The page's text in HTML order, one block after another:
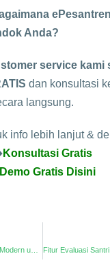
Anda?
service kami
dan konsultasi
langsung.
info lebih lanjut &
Konsultasi Gratis
Demo Gratis Disini